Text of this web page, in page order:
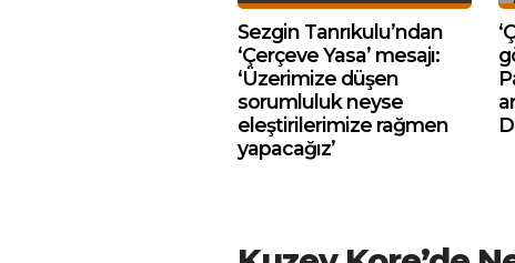
Sezgin Tanrıkulu’ndan
‘Çerçeve Yasa’ mesajı:
‘Üzerimize düşen
sorumluluk neyse
eleştirilerimize rağmen
yapacağız’